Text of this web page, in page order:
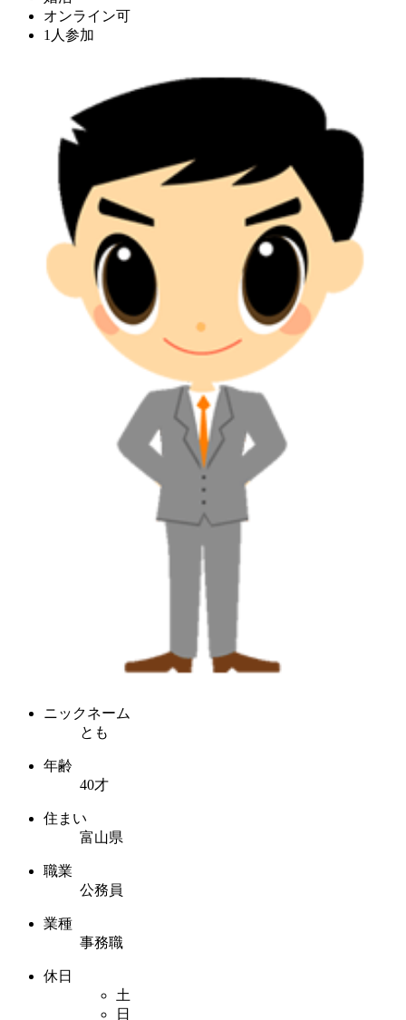
オンライン可
1人参加
ニックネーム
とも
年齢
40才
住まい
富山県
職業
公務員
業種
事務職
休日
土
日